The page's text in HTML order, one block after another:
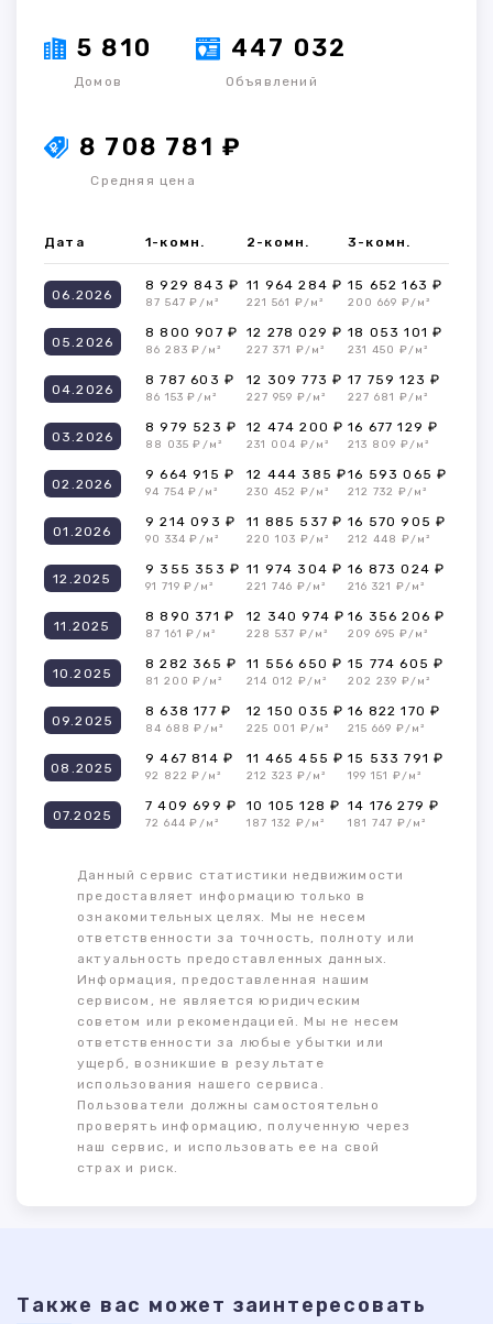
5 810
Домов
447 032
Объявлений
8 708 781 ₽
Средняя цена
Дата 1-комн. 2-комн. 3-комн.
06.2026
8 929 843 ₽
87 547 ₽/м²
11 964 284 ₽
221 561 ₽/м²
15 652 163 ₽
200 669 ₽/м²
05.2026
8 800 907 ₽
86 283 ₽/м²
12 278 029 ₽
227 371 ₽/м²
18 053 101 ₽
231 450 ₽/м²
04.2026
8 787 603 ₽
86 153 ₽/м²
12 309 773 ₽
227 959 ₽/м²
17 759 123 ₽
227 681 ₽/м²
03.2026
8 979 523 ₽
88 035 ₽/м²
12 474 200 ₽
231 004 ₽/м²
16 677 129 ₽
213 809 ₽/м²
02.2026
9 664 915 ₽
94 754 ₽/м²
12 444 385 ₽
230 452 ₽/м²
16 593 065 ₽
212 732 ₽/м²
01.2026
9 214 093 ₽
90 334 ₽/м²
11 885 537 ₽
220 103 ₽/м²
16 570 905 ₽
212 448 ₽/м²
12.2025
9 355 353 ₽
91 719 ₽/м²
11 974 304 ₽
221 746 ₽/м²
16 873 024 ₽
216 321 ₽/м²
11.2025
8 890 371 ₽
87 161 ₽/м²
12 340 974 ₽
228 537 ₽/м²
16 356 206 ₽
209 695 ₽/м²
10.2025
8 282 365 ₽
81 200 ₽/м²
11 556 650 ₽
214 012 ₽/м²
15 774 605 ₽
202 239 ₽/м²
09.2025
8 638 177 ₽
84 688 ₽/м²
12 150 035 ₽
225 001 ₽/м²
16 822 170 ₽
215 669 ₽/м²
08.2025
9 467 814 ₽
92 822 ₽/м²
11 465 455 ₽
212 323 ₽/м²
15 533 791 ₽
199 151 ₽/м²
07.2025
7 409 699 ₽
72 644 ₽/м²
10 105 128 ₽
187 132 ₽/м²
14 176 279 ₽
181 747 ₽/м²
Данный сервис статистики недвижимости
предоставляет информацию только в
ознакомительных целях. Мы не несем
ответственности за точность, полноту или
актуальность предоставленных данных.
Информация, предоставленная нашим
сервисом, не является юридическим
советом или рекомендацией. Мы не несем
ответственности за любые убытки или
ущерб, возникшие в результате
использования нашего сервиса.
Пользователи должны самостоятельно
проверять информацию, полученную через
наш сервис, и использовать ее на свой
страх и риск.
Также ваc может заинтересовать